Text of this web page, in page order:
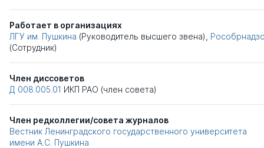
Работает в организациях
ЛГУ им. Пушкина (Руководитель высшего звена),
(Сотрудник)
Член диссоветов
Д 008.005.01 ИКП РАО (член совета)
Член редколлегии/совета журналов
Вестник Ленинградского государственного университета
имени А.С. Пушкина